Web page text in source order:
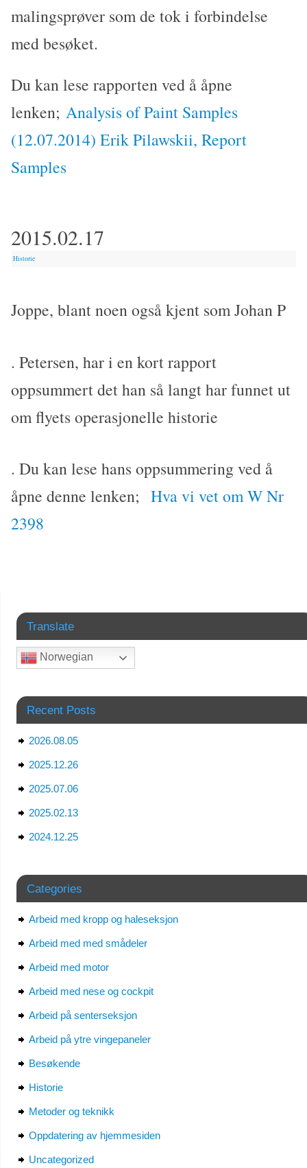
malingsprøver som de tok i forbindelse
med besøket.
Du kan lese rapporten ved å åpne
lenken;Analysis of Paint Samples
(12.07.2014) Erik Pilawskii, Report
Samples
2015.02.17
|Historie
Joppe, blant noen også kjent som Johan P
. Petersen, har i en kort rapport
oppsummert det han så langt har funnet ut
om flyets operasjonelle historie
. Du kan lese hans oppsummering ved å
åpne denne lenken;Hva vi vet om W Nr
2398
Translate
Norwegian
Recent Posts
2026.08.05
2025.12.26
2025.07.06
2025.02.13
2024.12.25
Categories
Arbeid med kropp og haleseksjon
Arbeid med med smådeler
Arbeid med motor
Arbeid med nese og cockpit
Arbeid på senterseksjon
Arbeid på ytre vingepaneler
Besøkende
Historie
Metoder og teknikk
Oppdatering av hjemmesiden
Uncategorized